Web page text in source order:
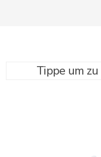
Tippe um zu suchen